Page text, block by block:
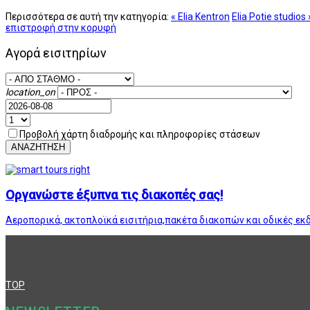
Περισσότερα σε αυτή την κατηγορία: « Elia Kentron Elia Potie studios
επιστροφή στην κορυφή
Αγορά εισιτηρίων
location_on
Προβολή χάρτη διαδρομής και πληροφορίες στάσεων
ΑΝΑΖΗΤΗΣΗ
Οργανώστε έξυπνα τις διακοπές σας!
Αεροπορικά, ακτοπλοϊκά εισιτήρια,πακέτα διακοπών και οδικές
TOP